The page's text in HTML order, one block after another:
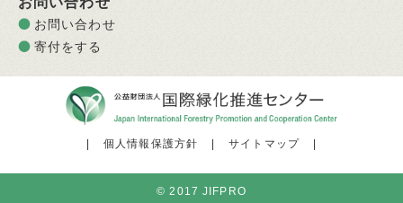
お問い合わせ
寄付をする
個人情報保護方針 サイトマップ
© 2017 JIFPRO